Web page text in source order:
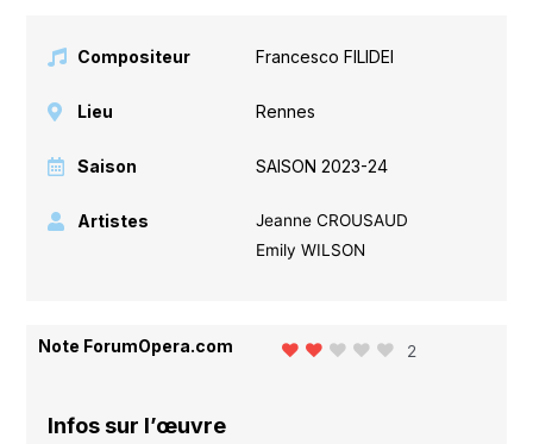
Compositeur Francesco FILIDEI
Lieu Rennes
Saison SAISON 2023-24
Artistes
Jeanne CROUSAUD
Emily WILSON
Note ForumOpera.com 2
Infos sur l’œuvre